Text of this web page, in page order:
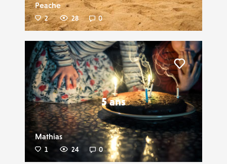
Peache
2 28 0
5 ans
Mathias
1 24 0
Liker